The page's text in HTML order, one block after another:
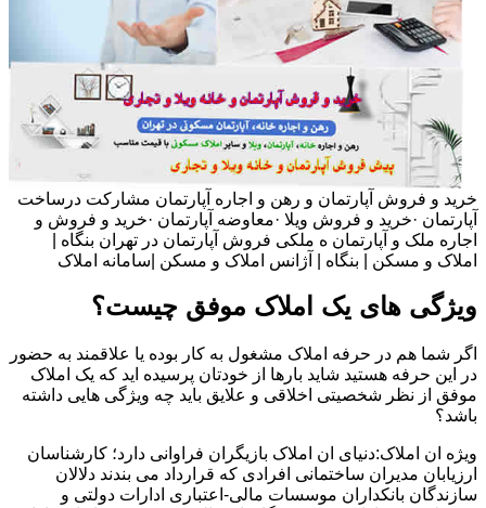
خرید و فروش آپارتمان و رهن و اجاره آپارتمان مشارکت درساخت
آپارتمان ·خرید و فروش ویلا ·معاوضه آپارتمان ·خرید و فروش و
اجاره ملک و آپارتمان ه ملکی فروش آپارتمان در تهران بنگاه |
املاک و مسکن | بنگاه | آژانس املاک و مسکن |سامانه املاک
ویژگی های یک املاک موفق چیست؟
اگر شما هم در حرفه املاک مشغول به کار بوده یا علاقمند به حضور
در این حرفه هستید شاید بارها از خودتان پرسیده اید که یک املاک
موفق از نظر شخصیتی اخلاقی و علایق باید چه ویژگی هایی داشته
باشد؟
ویژه ان املاک:دنیای ان املاک بازیگران فراوانی دارد؛ کارشناسان
ارزیابان مدیران ساختمانی افرادی که قرارداد می بندند دلالان
سازندگان بانکداران موسسات مالی-اعتباری ادارات دولتی و